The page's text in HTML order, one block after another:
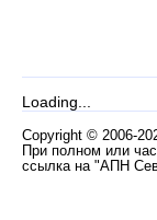
Loading...
Copyright © 2006-
При полном или
ссылка на "АПН